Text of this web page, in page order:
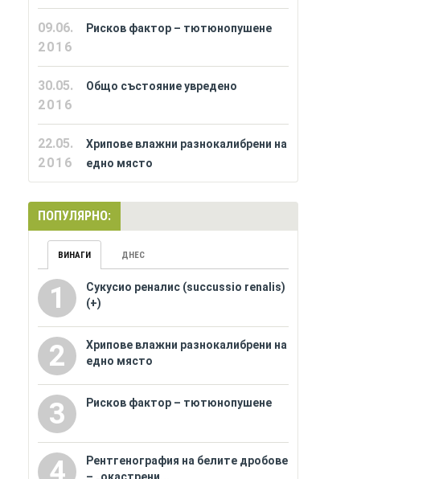
09.06.
2016
Рисков фактор – тютюнопушене
30.05.
2016
Общо състояние увредено
22.05.
2016
Хрипове влажни разнокалибрени на
едно място
ПОПУЛЯРНО:
ВИНАГИ ДНЕС
1
Сукусио реналис (succussio renalis)
(+)
2
Хрипове влажни разнокалибрени на
едно място
3 Рисков фактор – тютюнопушене
4
Рентгенография на белите дробове